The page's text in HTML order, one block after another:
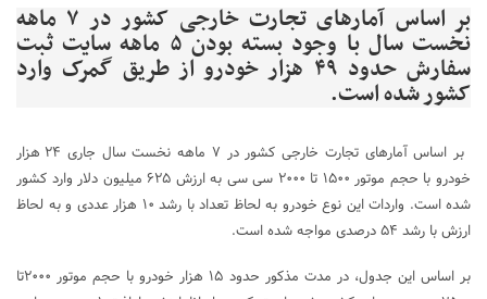
بر اساس آمارهای تجارت خارجی کشور در ۷ ماهه
نخست سال با وجود بسته بودن ۵ ماهه سایت ثبت
سفارش حدود ۴۹ هزار خودرو از طریق گمرک وارد
کشور شده است.
بر اساس آمارهای تجارت خارجی کشور در ۷ ماهه نخست سال جاری ۲۴ هزار
خودرو با حجم موتور ۱۵۰۰ تا ۲۰۰۰ سی سی به ارزش ۶۲۵ میلیون دلار وارد کشور
شده است. واردات این نوع خودرو به لحاظ تعداد با رشد ۱۰ هزار عددی و به لحاظ
ارزش با رشد ۵۴ درصدی مواجه شده است.
بر اساس این جدول، در مدت مذکور حدود ۱۵ هزار خودرو با حجم موتور ۲۰۰۰تا